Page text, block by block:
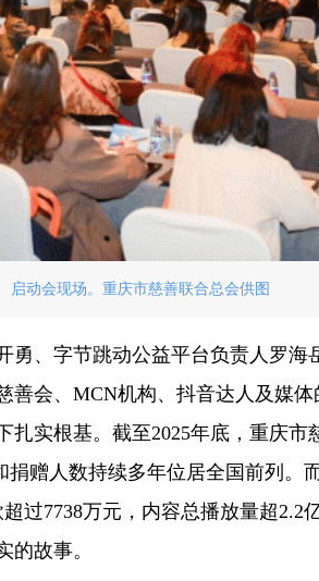
启动会现场。重庆市慈善联合总会供图
勇、字节跳动公益平台负责人罗
会、MCN机构、抖音达人及媒体
扎实根基。截至2025年底，重庆
捐赠人数持续多年位居全国前列。
过7738万元，内容总播放量超2.2
的故事。